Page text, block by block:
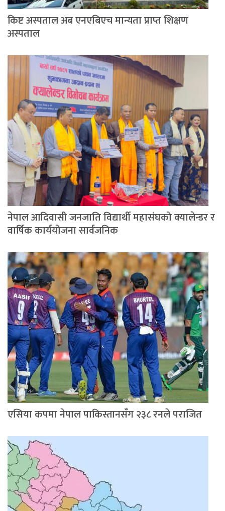
किष्ट अस्पताल अब एनएबिएच मान्यता प्राप्त शिक्षण
अस्पताल
नेपाल आदिवासी जनजाति विद्यार्थी महासंघको क्यालेन्डर र
वार्षिक कार्ययोजना सार्वजनिक
एसिया कपमा नेपाल पाकिस्तानसँग २३८ रनले पराजित